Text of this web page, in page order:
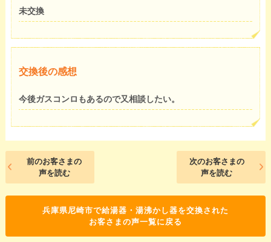
未交換
交換後の感想
今後ガスコンロもあるので又相談したい。
前のお客さまの
声を読む
次のお客さまの
声を読む
兵庫県尼崎市で給湯器・湯沸かし器を交換された
お客さまの声一覧に戻る